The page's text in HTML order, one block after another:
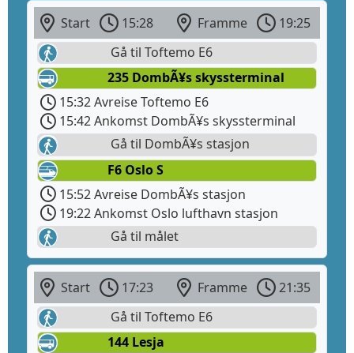
Start 15:28 Framme
19:25
Gå til Toftemo E6
235 DombÃ¥s skyssterminal
15:32 Avreise Toftemo E6
15:42 Ankomst DombÃ¥s skyssterminal
Gå til DombÃ¥s stasjon
F6 Oslo S
15:52 Avreise DombÃ¥s stasjon
19:22 Ankomst Oslo lufthavn stasjon
Gå til målet
Start 17:23 Framme
21:35
Gå til Toftemo E6
144 Lesja